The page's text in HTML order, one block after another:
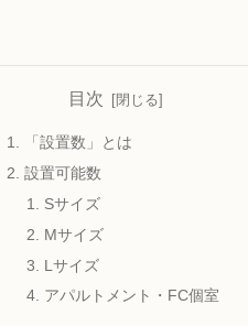
目次
「設置数」とは
設置可能数
Sサイズ
Mサイズ
Lサイズ
アパルトメント・FC個室